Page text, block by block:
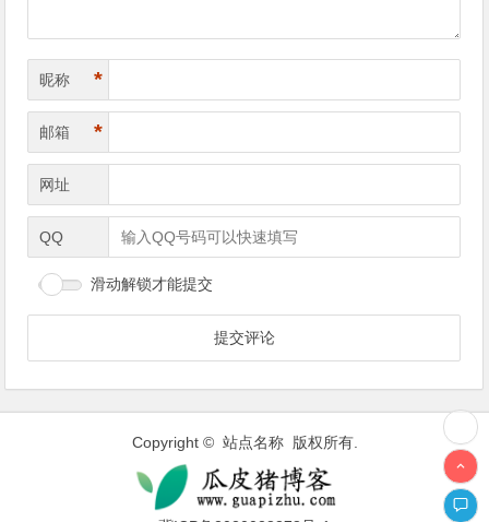
昵称 *
邮箱 *
网址
QQ
滑动解锁才能提交
Copyright © 站点名称 版权所有.